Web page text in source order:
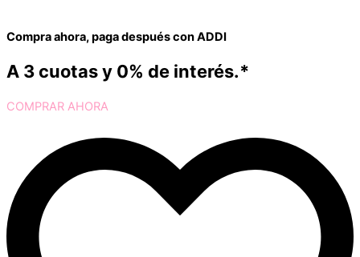
Compra ahora, paga después con ADDI
A 3 cuotas y 0% de interés.*
COMPRAR AHORA